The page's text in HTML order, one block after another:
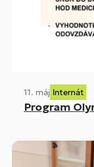
11. máj Internát
Program